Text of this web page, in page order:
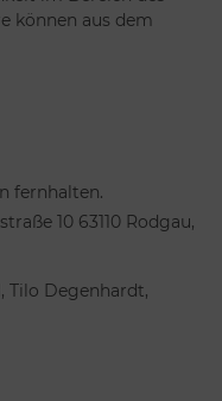
können aus dem
fernhalten.
10 63110 Rodgau,
Tilo Degenhardt,